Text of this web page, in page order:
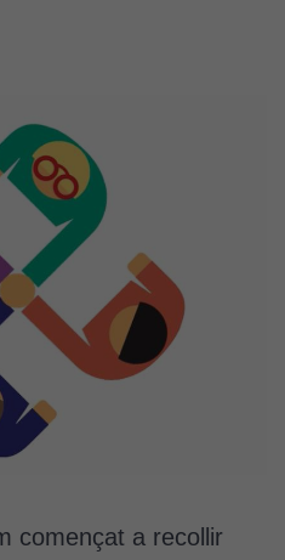
començat a recollir